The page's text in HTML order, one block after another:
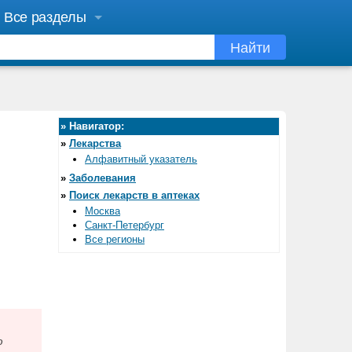
Все разделы
Найти
» Навигатор:
» Лекарства
Алфавитный указатель
» Заболевания
» Поиск лекарств в аптеках
Москва
Санкт-Петербург
Все регионы